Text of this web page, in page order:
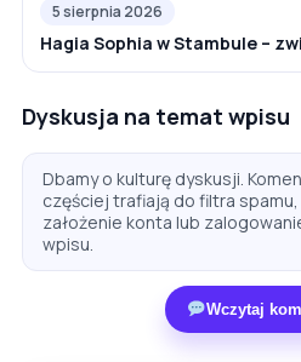
5 sierpnia 2026
Hagia Sophia w Stambule –
Dyskusja na temat wpisu
Dbamy o kulturę dyskusji.
częściej trafiają do filtra
założenie konta lub
wpisu.
Wczytaj